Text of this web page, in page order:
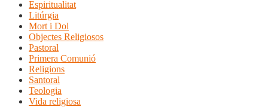
Espiritualitat
Litúrgia
Mort i Dol
Objectes Religiosos
Pastoral
Primera Comunió
Religions
Santoral
Teologia
Vida religiosa